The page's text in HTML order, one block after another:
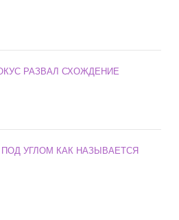
РАЗВАЛ СХОЖДЕНИЕ
УГЛОМ КАК НАЗЫВАЕТСЯ